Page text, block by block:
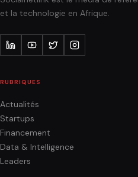
et la technologie en Afrique.
RUBRIQUES
Actualités
Startups
Financement
Data & Intelligence
Leaders